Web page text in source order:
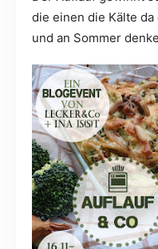
die einen die Kälte
und an Sommer